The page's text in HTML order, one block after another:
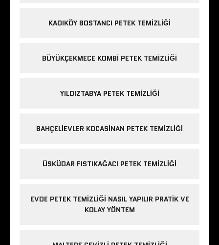
KADIKÖY BOSTANCI PETEK TEMIZLIĞI
BÜYÜKÇEKMECE KOMBI PETEK TEMIZLIĞI
YILDIZTABYA PETEK TEMIZLIĞI
BAHÇELIEVLER KOCASINAN PETEK TEMIZLIĞI
ÜSKÜDAR FISTIKAĞACI PETEK TEMIZLIĞI
EVDE PETEK TEMIZLIĞI NASIL YAPILIR PRATIK VE
KOLAY YÖNTEM